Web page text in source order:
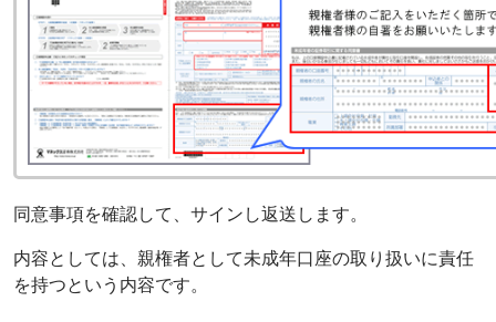
同意事項を確認して、サインし返送します。
内容としては、親権者として未成年口座の取り扱いに責任
を持つという内容です。